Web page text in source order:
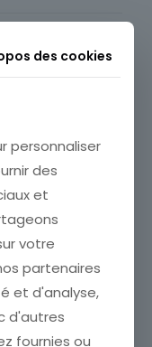
POSTALE
HUMMEL N°
des cookies
personnaliser
des
et
votre
partenaires
et d'analyse,
d'autres
fournies ou